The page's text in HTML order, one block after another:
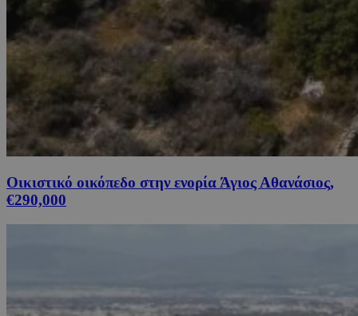
Οικιστικό οικόπεδο στην ενορία Άγιος Αθανάσιος,
€290,000